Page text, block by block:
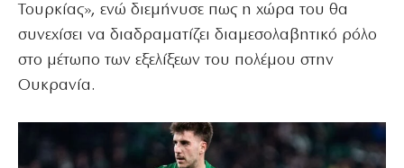
Τουρκίας», ενώ διεμήνυσε πως η χώρα του θα
συνεχίσει να διαδραματίζει διαμεσολαβητικό ρόλο
στο μέτωπο των εξελίξεων του πολέμου στην
Ουκρανία.